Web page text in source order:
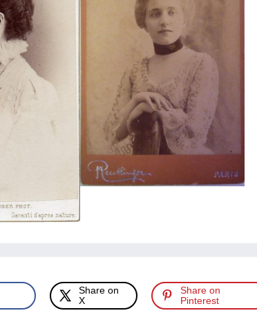
Share on
X
Share on
Pinterest